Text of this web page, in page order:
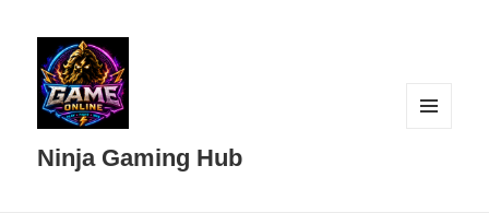
Ninja Gaming Hub